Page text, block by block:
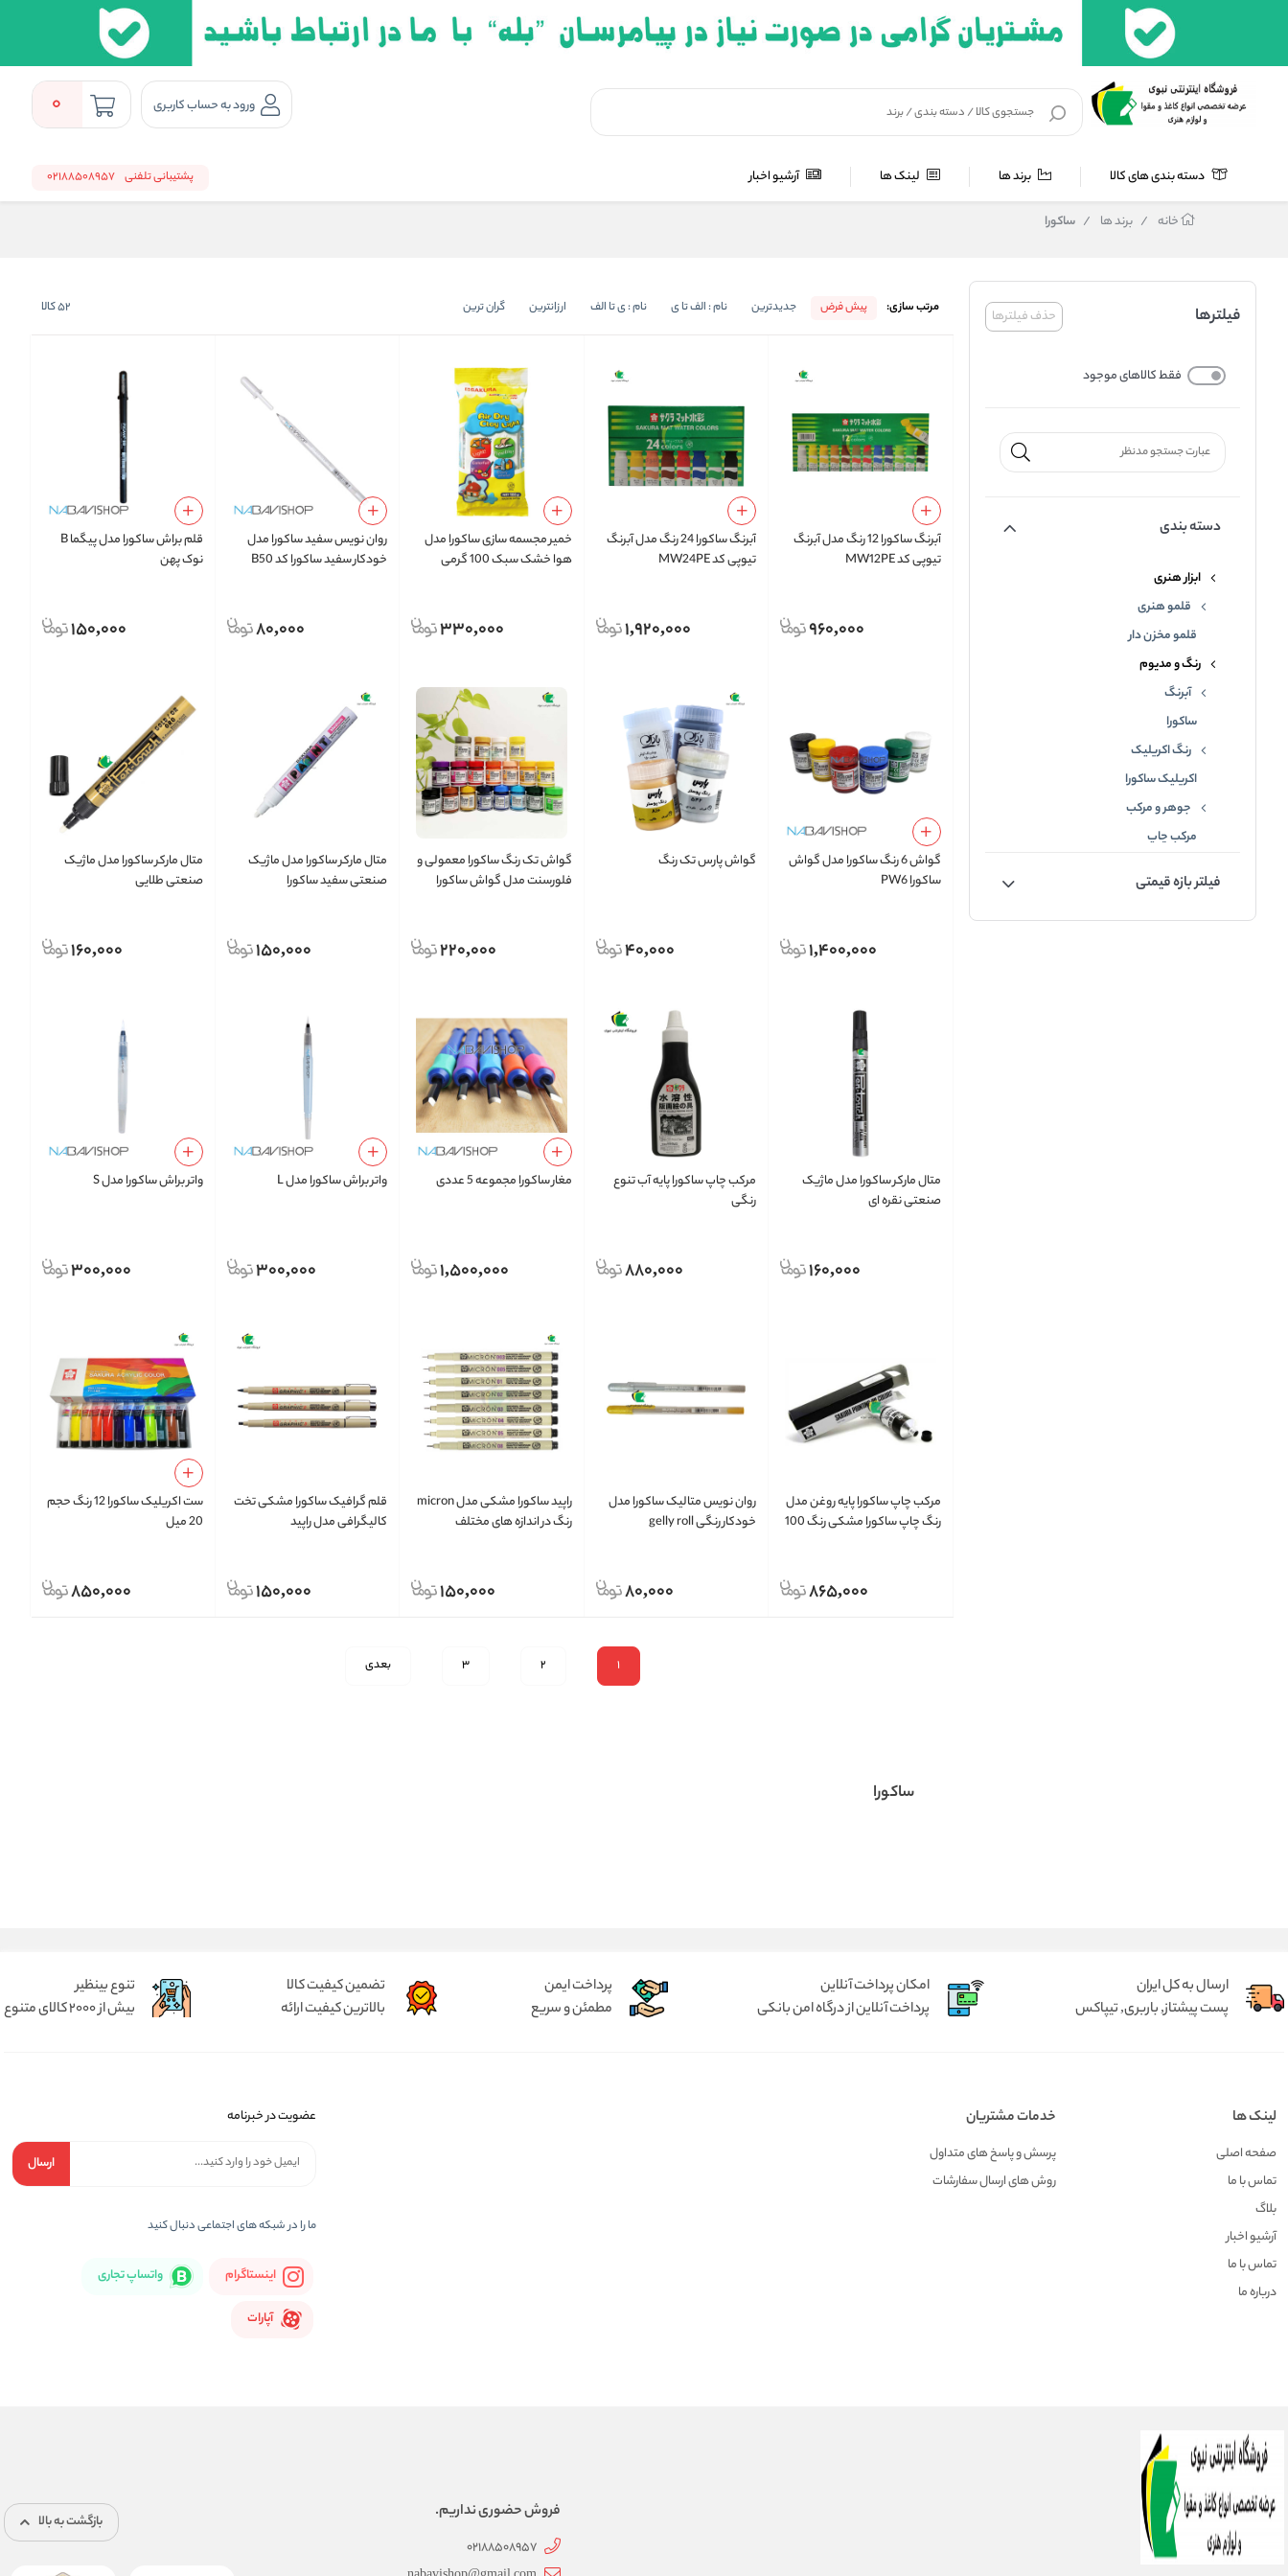
ورود به حساب کاربری 0
دسته بندی های کالا برند ها لینک ها آرشیو اخبار پشتیبانی تلفنی 02188508957
خانه / برند ها / ساکورا
حذف فیلترها فیلترها
فقط کالاهای موجود
دسته بندی
ابزار هنری
قلمو هنری
قلمو مخزن دار
رنگ و مدیوم
آبرنگ
ساکورا
رنگ اکریلیک
اکریلیک ساکورا
جوهر و مرکب
مرکب چاپ
فیلتر بازه قیمتی
مرتب سازی: پیش فرض جدیدترین نام : الف تا ی نام : ی تا الف ارزانترین گران ترین 52کالا
آبرنگ ساکورا 12 رنگ مدل آبرنگ
تیوپی کد MW12PE
960,000
آبرنگ ساکورا 24 رنگ مدل آبرنگ
تیوپی کد MW24PE
1,920,000
خمیر مجسمه سازی ساکورا مدل
هوا خشک سبک 100 گرمی
330,000
روان نویس سفید ساکورا مدل
خودکار سفید ساکورا کد B50
80,000
قلم براش ساکورا مدل پیگما B
نوک پهن
150,000
گواش 6 رنگ ساکورا مدل گواش
ساکورا PW6
1,400,000
گواش پارس تک رنگ
40,000
گواش تک رنگ ساکورا معمولی و
فلورسنت مدل گواش ساکورا
220,000
متال مارکر ساکورا مدل ماژیک
صنعتی سفید ساکورا
150,000
متال مارکر ساکورا مدل ماژیک
صنعتی طلایی
160,000
متال مارکر ساکورا مدل ماژیک
صنعتی نقره ای
160,000
مرکب چاپ ساکورا پایه آب تنوع
رنگی
880,000
مغار ساکورا مجموعه 5 عددی
1,500,000
واتر براش ساکورا مدل L
300,000
واتر براش ساکورا مدل S
300,000
مرکب چاپ ساکورا پایه روغن مدل
رنگ چاپ ساکورا مشکی رنگ 100
865,000
روان نویس متالیک ساکورا مدل
خودکار رنگی gelly roll
80,000
راپید ساکورا مشکی مدل micron
رنگ در اندازه های مختلف
150,000
قلم گرافیک ساکورا مشکی تخت
کالیگرافی مدل راپید
150,000
ست اکریلیک ساکورا 12 رنگ حجم
20 میل
850,000
1
2
3 بعدی
ساکورا
ارسال به کل ایران
پست پیشتاز, باربری, تیپاکس
امکان پرداخت آنلاین
پرداخت آنلاین از درگاه امن بانکی
پرداخت ایمن
مطمئن و سریع
تضمین کیفیت کالا
بالاترین کیفیت ارائه
تنوع بینظیر
بیش از 2000 کالای متنوع
لینک ها
صفحه اصلی
تماس با ما
بلاگ
آرشیو اخبار
تماس با ما
درباره ما
خدمات مشتریان
پرسش و پاسخ های متداول
روش های ارسال سفارشات
عضویت در خبرنامه
ارسال
ما را در شبكه های اجتماعی دنبال کنید
اینستاگرام واتساپ تجاری
آپارات
فروش حضوری نداریم.
02188508957
بازگشت به بالا